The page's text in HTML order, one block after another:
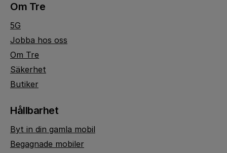
Om Tre
5G
Jobba hos oss
Om Tre
Säkerhet
Butiker
Hållbarhet
Byt in din gamla mobil
Begagnade mobiler